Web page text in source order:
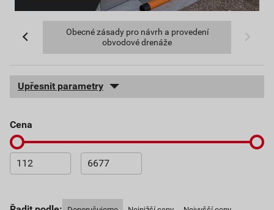
Obecné zásady pro návrh a provedení
obvodové drenáže
Upřesnit parametry
cena